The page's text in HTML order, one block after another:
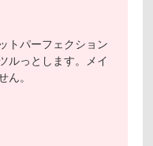
トパーフェクション
ルっとします。メイ
ん。